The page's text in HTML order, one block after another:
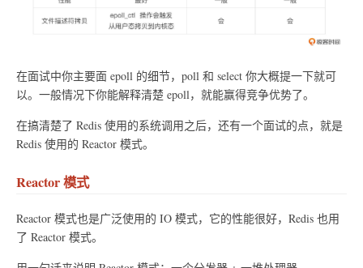
在面试中你主要面 epoll 的细节，poll 和 select 你大概提一下就可
以。一般情况下你能解释清楚 epoll，就能赢得竞争优势了。
在搞清楚了 Redis 使用的系统调用之后，还有一个面试的点，就是
Redis 使用的 Reactor 模式。
Reactor 模式
Reactor 模式也是广泛使用的 IO 模式，它的性能很好，Redis 也用
了 Reactor 模式。